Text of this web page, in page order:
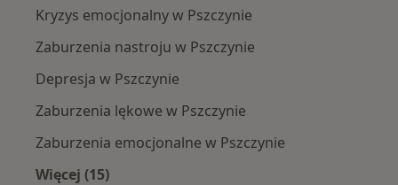
Kryzys emocjonalny w Pszczynie
Zaburzenia nastroju w Pszczynie
Depresja w Pszczynie
Zaburzenia lękowe w Pszczynie
Zaburzenia emocjonalne w Pszczynie
Więcej (15)